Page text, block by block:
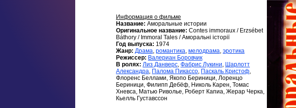
Информация о фильме
Название: Аморальные истории
Оригинальное название: Contes immoraux / Erzsébet
Báthory / Immoral Tales / Аморальні історії
Год выпуска: 1974
Жанр: Драма, романтика, мелодрама, эротика
Режиссер: Валериан Боровчик
В ролях: Лиз Данверс, Фабрис Лукини, Шарлотт
Александра, Палома Пикассо, Паскаль Кристоф,
Флоренс Беллами, Якопо Бериници, Лоренцо
Бериници, Филипп Дебёф, Николь Карен, Томас
Хневса, Матью Риволье, Роберт Капиа, Жерар Черка,
Кьелль Густавссон